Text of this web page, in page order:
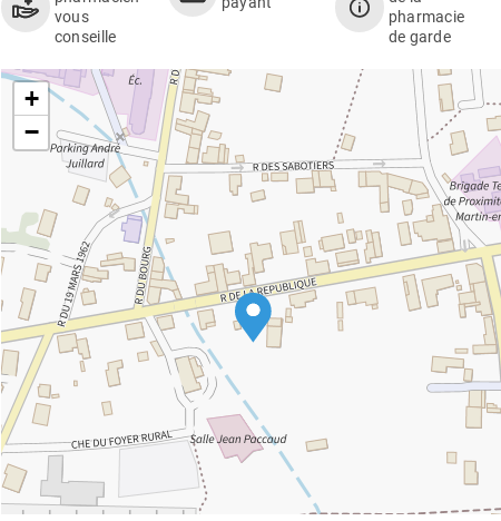
vous
conseille
pharmacie
de garde
+
−